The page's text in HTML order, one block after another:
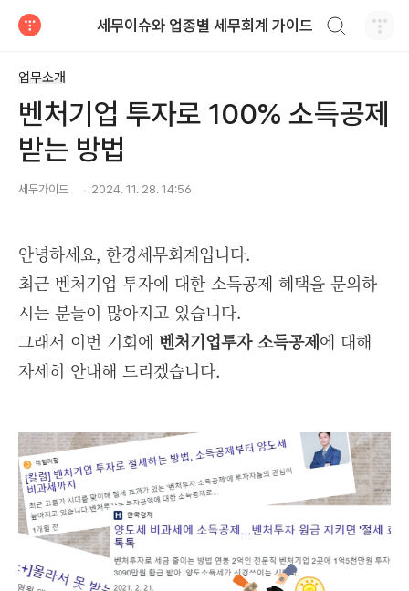
세무이슈와 업종별 세무회계 가이드
업무소개
벤처기업 투자로 100% 소득공제
받는 방법
세무가이드ㅤ 2024. 11. 28. 14:56
안녕하세요, 한경세무회계입니다.
최근 벤처기업 투자에 대한 소득공제 혜택을 문의하
시는 분들이 많아지고 있습니다.
그래서 이번 기회에 벤처기업투자 소득공제에 대해
자세히 안내해 드리겠습니다.